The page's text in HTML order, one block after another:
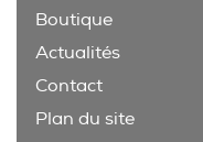
Boutique
Actualités
Contact
Plan du site